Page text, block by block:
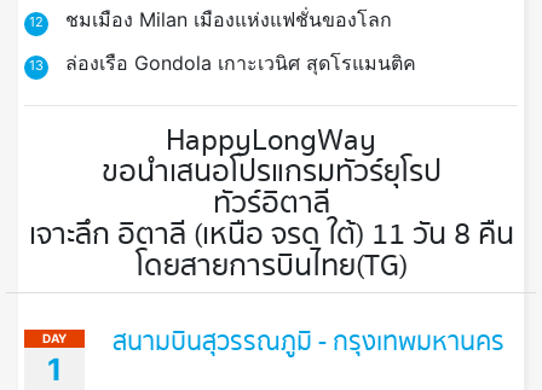
12 ชมเมือง Milan เมืองแห่งแฟชั่นของโลก
13 ล่องเรือ Gondola เกาะเวนิศ สุดโรแมนติค
HappyLongWay
ขอนำเสนอโปรแกรมทัวร์ยุโรป
ทัวร์อิตาลี
เจาะลึก อิตาลี (เหนือ จรด ใต้) 11 วัน 8 คืน
โดยสายการบินไทย(TG)
DAY
1
สนามบินสุวรรณภูมิ - กรุงเทพมหานคร